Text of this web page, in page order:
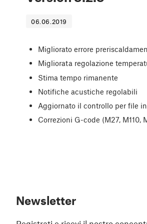
06.06.2019
Migliorato errore
Migliorata regolazione
Stima tempo rimanente
Notifiche acustiche regolabili
Aggiornato il controllo per file
Correzioni G-code (M27, M110,
Newsletter